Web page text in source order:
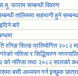
फाराम सम्बन्धी विवरण
तालिममा सहभागी हुने
बारे
रनिङ सिल्ड प्रतियोगित २०८२
नतिजा र सिद्धिचरण
नतिजा तथा २०८२ सालको
बसी अध्ययन गर्न इच्छुक